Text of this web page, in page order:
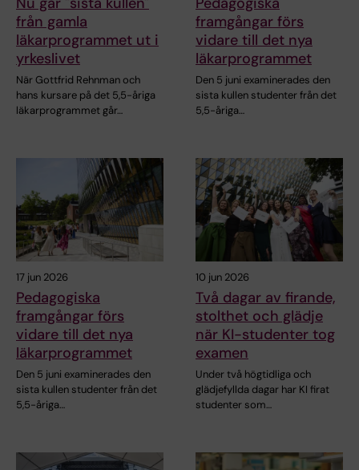
från gamla
läkarprogrammet ut i
yrkeslivet
När Gottfrid Rehnman och
hans kursare på det 5,5-åriga
läkarprogrammet går…
framgångar förs
vidare till det nya
läkarprogrammet
Den 5 juni examinerades den
sista kullen studenter från det
5,5-åriga…
17 jun 2026
Pedagogiska
framgångar förs
vidare till det nya
läkarprogrammet
Den 5 juni examinerades den
sista kullen studenter från det
5,5-åriga…
10 jun 2026
Två dagar av firande,
stolthet och glädje
när KI-studenter tog
examen
Under två högtidliga och
glädjefyllda dagar har KI firat
studenter som…